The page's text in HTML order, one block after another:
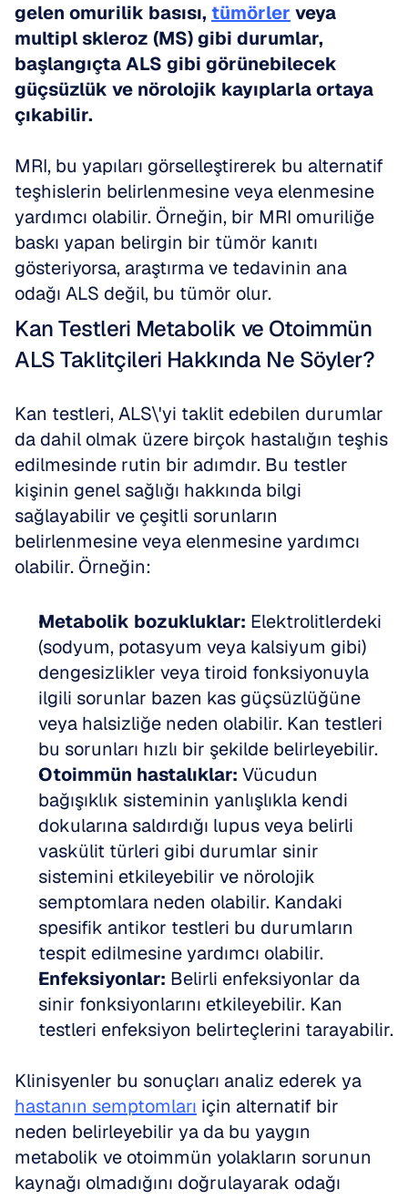
gelen omurilik basısı, tümörler veya
multipl skleroz (MS) gibi durumlar,
başlangıçta ALS gibi görünebilecek
güçsüzlük ve nörolojik kayıplarla ortaya
çıkabilir.
MRI, bu yapıları görselleştirerek bu alternatif
teşhislerin belirlenmesine veya elenmesine
yardımcı olabilir. Örneğin, bir MRI omuriliğe
baskı yapan belirgin bir tümör kanıtı
gösteriyorsa, araştırma ve tedavinin ana
odağı ALS değil, bu tümör olur.
Kan Testleri Metabolik ve Otoimmün
ALS Taklitçileri Hakkında Ne Söyler?
Kan testleri, ALS\'yi taklit edebilen durumlar
da dahil olmak üzere birçok hastalığın teşhis
edilmesinde rutin bir adımdır. Bu testler
kişinin genel sağlığı hakkında bilgi
sağlayabilir ve çeşitli sorunların
belirlenmesine veya elenmesine yardımcı
olabilir. Örneğin:
Metabolik bozukluklar: Elektrolitlerdeki
(sodyum, potasyum veya kalsiyum gibi)
dengesizlikler veya tiroid fonksiyonuyla
ilgili sorunlar bazen kas güçsüzlüğüne
veya halsizliğe neden olabilir. Kan testleri
bu sorunları hızlı bir şekilde belirleyebilir.
Otoimmün hastalıklar: Vücudun
bağışıklık sisteminin yanlışlıkla kendi
dokularına saldırdığı lupus veya belirli
vaskülit türleri gibi durumlar sinir
sistemini etkileyebilir ve nörolojik
semptomlara neden olabilir. Kandaki
spesifik antikor testleri bu durumların
tespit edilmesine yardımcı olabilir.
Enfeksiyonlar: Belirli enfeksiyonlar da
sinir fonksiyonlarını etkileyebilir. Kan
testleri enfeksiyon belirteçlerini tarayabilir.
hastanın semptomları için alternatif bir
neden belirleyebilir ya da bu yaygın
metabolik ve otoimmün yolakların sorunun
kaynağı olmadığını doğrulayarak odağı